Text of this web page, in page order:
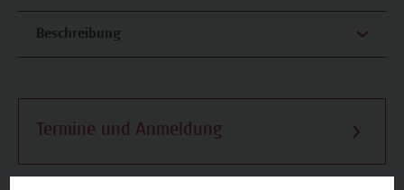
Beschreibung
Termine und Anmeldung